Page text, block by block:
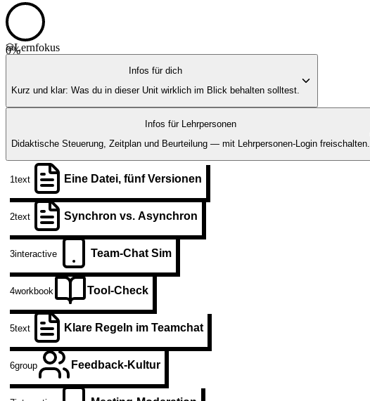
0%
Lernfokus
Infos für dich
Kurz und klar: Was du in dieser Unit wirklich im Blick behalten solltest.
Infos für Lehrpersonen
Didaktische Steuerung, Zeitplan und Beurteilung — mit Lehrpersonen-Login freischalten.
1text Eine Datei, fünf Versionen
2text Synchron vs. Asynchron
3interactive Team-Chat Sim
4workbook Tool-Check
5text Klare Regeln im Teamchat
6group Feedback-Kultur